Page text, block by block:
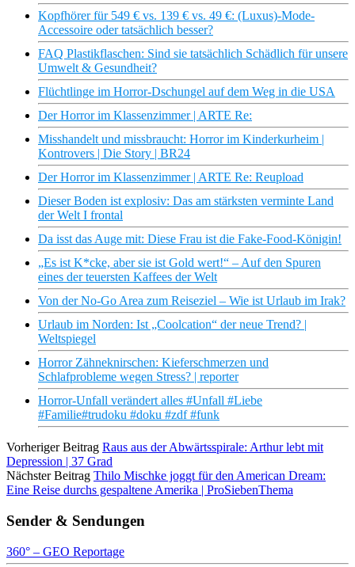
Kopfhörer für 549 € vs. 139 € vs. 49 €: (Luxus)-Mode-
Accessoire oder tatsächlich besser?
FAQ Plastikflaschen: Sind sie tatsächlich Schädlich für unsere
Umwelt & Gesundheit?
Flüchtlinge im Horror-Dschungel auf dem Weg in die USA
Der Horror im Klassenzimmer | ARTE Re:
Misshandelt und missbraucht: Horror im Kinderkurheim |
Kontrovers | Die Story | BR24
Der Horror im Klassenzimmer | ARTE Re: Reupload
Dieser Boden ist explosiv: Das am stärksten verminte Land
der Welt I frontal
Da isst das Auge mit: Diese Frau ist die Fake-Food-Königin!
„Es ist K*cke, aber sie ist Gold wert!“ – Auf den Spuren
eines der teuersten Kaffees der Welt
Von der No-Go Area zum Reiseziel – Wie ist Urlaub im Irak?
Urlaub im Norden: Ist „Coolcation“ der neue Trend? |
Weltspiegel
Horror Zähneknirschen: Kieferschmerzen und
Schlafprobleme wegen Stress? | reporter
Horror-Unfall verändert alles #Unfall #Liebe
#Familie#trudoku #doku #zdf #funk
Vorheriger Beitrag Raus aus der Abwärtsspirale: Arthur lebt mit
Depression | 37 Grad
Nächster Beitrag Thilo Mischke joggt für den American Dream:
Eine Reise durchs gespaltene Amerika | ProSiebenThema
Sender & Sendungen
360° – GEO Reportage